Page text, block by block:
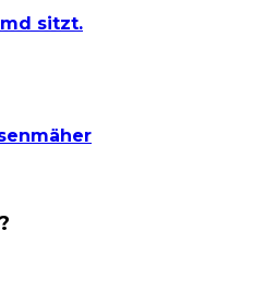
sitzt.